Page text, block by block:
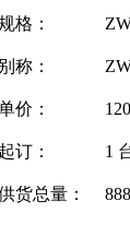
格：
别称：
价：
起订： 1
货总量：